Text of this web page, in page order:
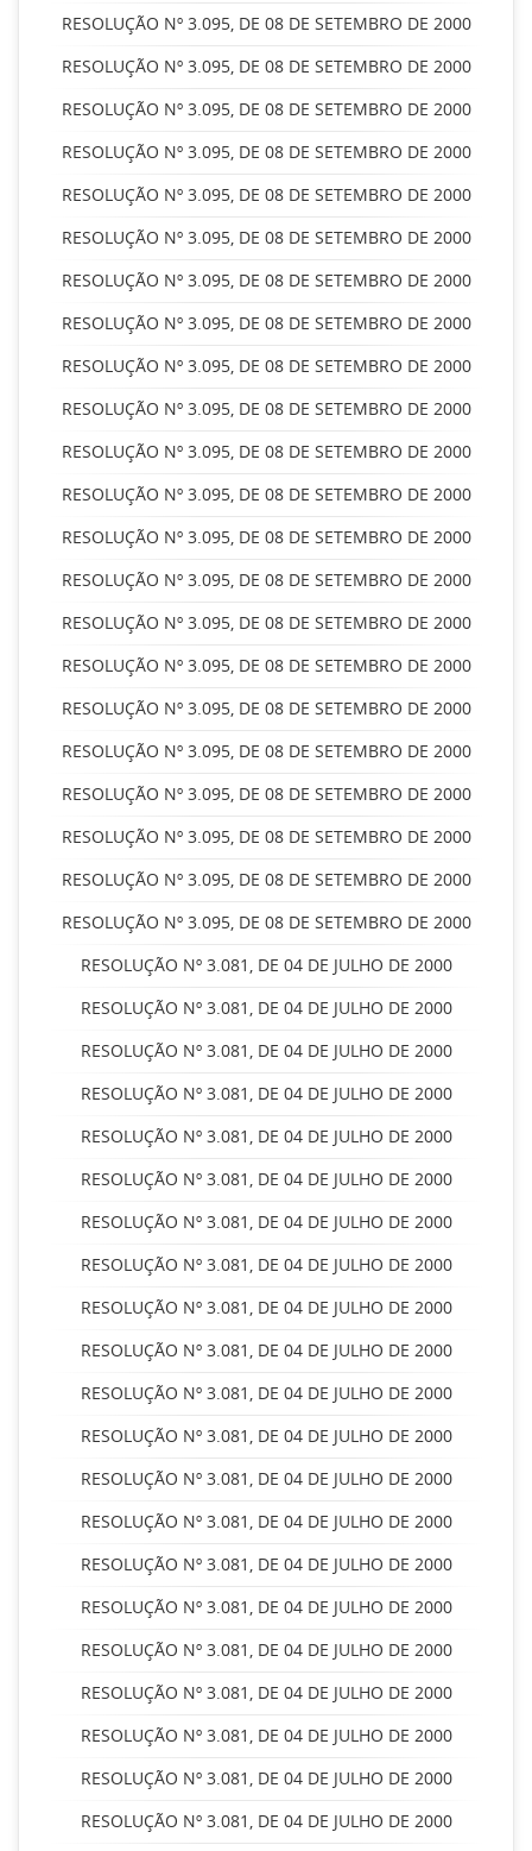
RESOLUÇÃO Nº 3.095, DE 08 DE SETEMBRO DE 2000
RESOLUÇÃO Nº 3.095, DE 08 DE SETEMBRO DE 2000
RESOLUÇÃO Nº 3.095, DE 08 DE SETEMBRO DE 2000
RESOLUÇÃO Nº 3.095, DE 08 DE SETEMBRO DE 2000
RESOLUÇÃO Nº 3.095, DE 08 DE SETEMBRO DE 2000
RESOLUÇÃO Nº 3.095, DE 08 DE SETEMBRO DE 2000
RESOLUÇÃO Nº 3.095, DE 08 DE SETEMBRO DE 2000
RESOLUÇÃO Nº 3.095, DE 08 DE SETEMBRO DE 2000
RESOLUÇÃO Nº 3.095, DE 08 DE SETEMBRO DE 2000
RESOLUÇÃO Nº 3.095, DE 08 DE SETEMBRO DE 2000
RESOLUÇÃO Nº 3.095, DE 08 DE SETEMBRO DE 2000
RESOLUÇÃO Nº 3.095, DE 08 DE SETEMBRO DE 2000
RESOLUÇÃO Nº 3.095, DE 08 DE SETEMBRO DE 2000
RESOLUÇÃO Nº 3.095, DE 08 DE SETEMBRO DE 2000
RESOLUÇÃO Nº 3.095, DE 08 DE SETEMBRO DE 2000
RESOLUÇÃO Nº 3.095, DE 08 DE SETEMBRO DE 2000
RESOLUÇÃO Nº 3.095, DE 08 DE SETEMBRO DE 2000
RESOLUÇÃO Nº 3.095, DE 08 DE SETEMBRO DE 2000
RESOLUÇÃO Nº 3.095, DE 08 DE SETEMBRO DE 2000
RESOLUÇÃO Nº 3.095, DE 08 DE SETEMBRO DE 2000
RESOLUÇÃO Nº 3.095, DE 08 DE SETEMBRO DE 2000
RESOLUÇÃO Nº 3.095, DE 08 DE SETEMBRO DE 2000
RESOLUÇÃO Nº 3.081, DE 04 DE JULHO DE 2000
RESOLUÇÃO Nº 3.081, DE 04 DE JULHO DE 2000
RESOLUÇÃO Nº 3.081, DE 04 DE JULHO DE 2000
RESOLUÇÃO Nº 3.081, DE 04 DE JULHO DE 2000
RESOLUÇÃO Nº 3.081, DE 04 DE JULHO DE 2000
RESOLUÇÃO Nº 3.081, DE 04 DE JULHO DE 2000
RESOLUÇÃO Nº 3.081, DE 04 DE JULHO DE 2000
RESOLUÇÃO Nº 3.081, DE 04 DE JULHO DE 2000
RESOLUÇÃO Nº 3.081, DE 04 DE JULHO DE 2000
RESOLUÇÃO Nº 3.081, DE 04 DE JULHO DE 2000
RESOLUÇÃO Nº 3.081, DE 04 DE JULHO DE 2000
RESOLUÇÃO Nº 3.081, DE 04 DE JULHO DE 2000
RESOLUÇÃO Nº 3.081, DE 04 DE JULHO DE 2000
RESOLUÇÃO Nº 3.081, DE 04 DE JULHO DE 2000
RESOLUÇÃO Nº 3.081, DE 04 DE JULHO DE 2000
RESOLUÇÃO Nº 3.081, DE 04 DE JULHO DE 2000
RESOLUÇÃO Nº 3.081, DE 04 DE JULHO DE 2000
RESOLUÇÃO Nº 3.081, DE 04 DE JULHO DE 2000
RESOLUÇÃO Nº 3.081, DE 04 DE JULHO DE 2000
RESOLUÇÃO Nº 3.081, DE 04 DE JULHO DE 2000
RESOLUÇÃO Nº 3.081, DE 04 DE JULHO DE 2000